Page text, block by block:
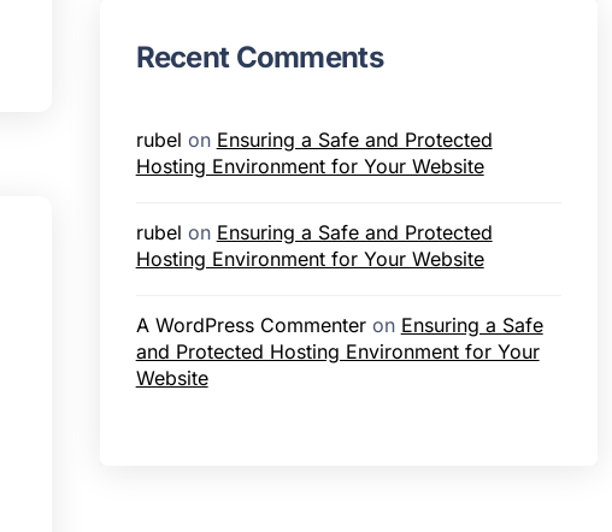
Recent Comments
rubel on Ensuring a Safe and Protected
Hosting Environment for Your Website
rubel on Ensuring a Safe and Protected
Hosting Environment for Your Website
A WordPress Commenteron Ensuring a Safe
and Protected Hosting Environment for Your
Website